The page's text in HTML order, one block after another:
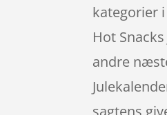
kategorier
Hot
andre